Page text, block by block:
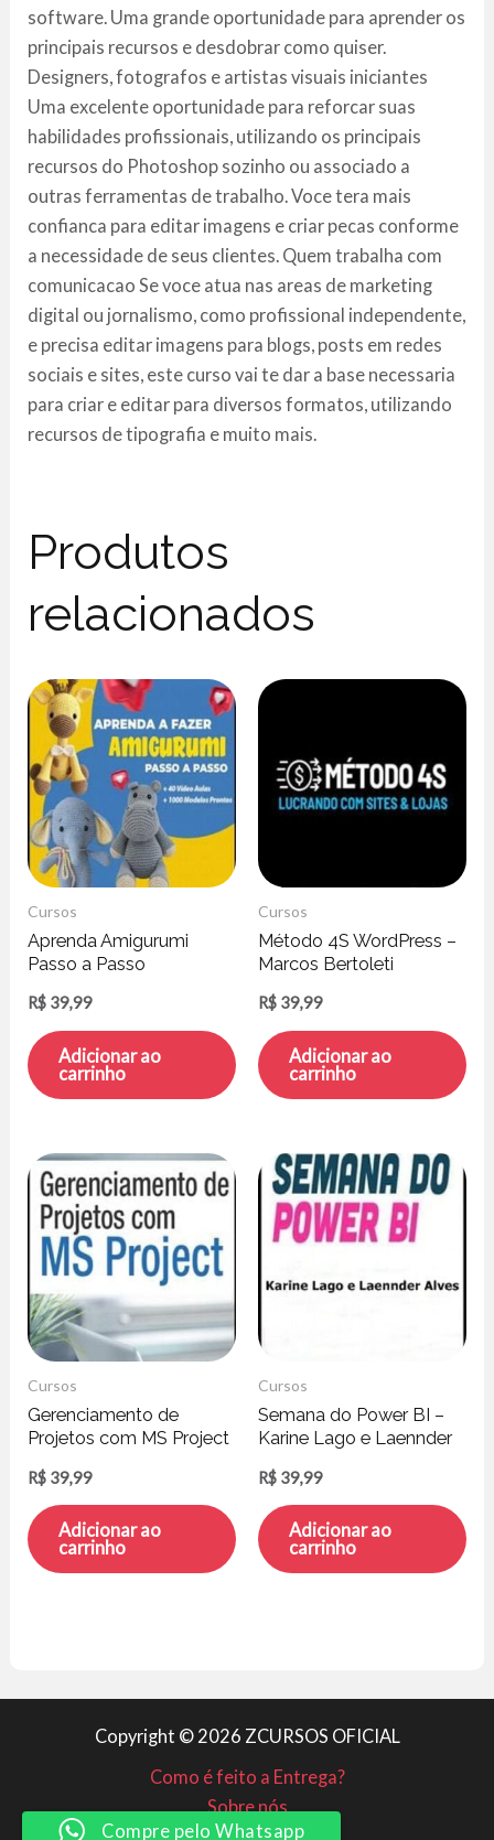
software. Uma grande oportunidade para aprender os
principais recursos e desdobrar como quiser.
Designers, fotografos e artistas visuais iniciantes
Uma excelente oportunidade para reforcar suas
habilidades profissionais, utilizando os principais
recursos do Photoshop sozinho ou associado a
outras ferramentas de trabalho. Voce tera mais
confianca para editar imagens e criar pecas conforme
a necessidade de seus clientes. Quem trabalha com
comunicacao Se voce atua nas areas de marketing
digital ou jornalismo, como profissional independente,
e precisa editar imagens para blogs, posts em redes
sociais e sites, este curso vai te dar a base necessaria
para criar e editar para diversos formatos, utilizando
recursos de tipografia e muito mais.
Produtos
relacionados
Cursos
Aprenda Amigurumi
Passo a Passo
R$ 39,99
Adicionar ao
carrinho
Cursos
Método 4S WordPress –
Marcos Bertoleti
R$ 39,99
Adicionar ao
carrinho
Cursos
Gerenciamento de
Projetos com MS Project
R$ 39,99
Adicionar ao
carrinho
Cursos
Semana do Power BI –
Karine Lago e Laennder
R$ 39,99
Adicionar ao
carrinho
Copyright © 2026 ZCURSOS OFICIAL
Como é feito a Entrega?
Sobre nós
Compre pelo Whatsapp